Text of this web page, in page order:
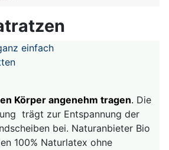
einfach
Körper angenehm tragen. Die
trägt zur Entspannung der
bei. Naturanbieter Bio
100% Naturlatex ohne